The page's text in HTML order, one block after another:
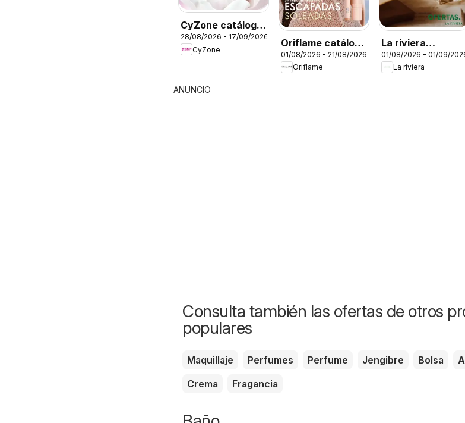
CyZone catálogo
C13
28/08/2026 - 17/09/2026
CyZone
Oriflame catálogo
11
01/08/2026 - 21/08/2026
Oriflame
La riviera
catalógo
01/08/2026 - 01/09/
La riviera
ANUNCIO
Consulta también las ofertas de otros
populares
Maquillaje Perfumes Perfume Jengibre Bolsa
Crema
Fragancia